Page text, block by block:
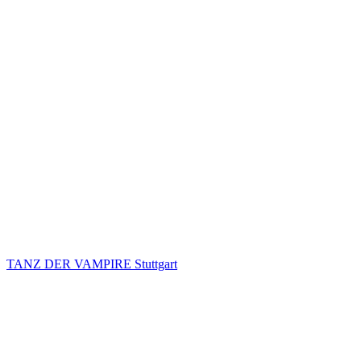
TANZ DER VAMPIRE Stuttgart